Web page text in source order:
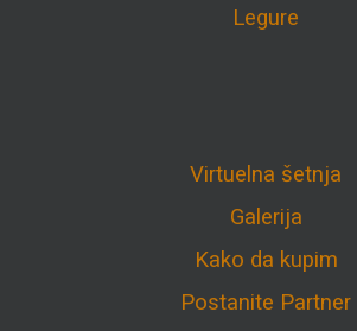
Legure
Virtuelna šetnja
Galerija
Kako da kupim
Postanite Partner